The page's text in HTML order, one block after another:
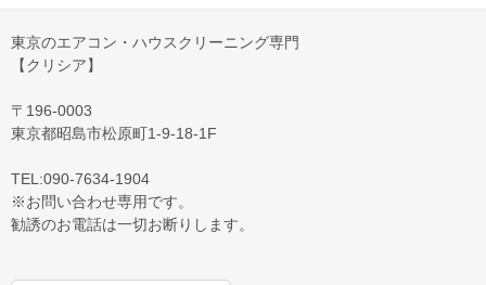
東京のエアコン・ハウスクリーニング専門
【クリシア】
〒196-0003
東京都昭島市松原町1-9‐18‐1F
TEL:090-7634-1904
※お問い合わせ専用です。
勧誘のお電話は一切お断りします。